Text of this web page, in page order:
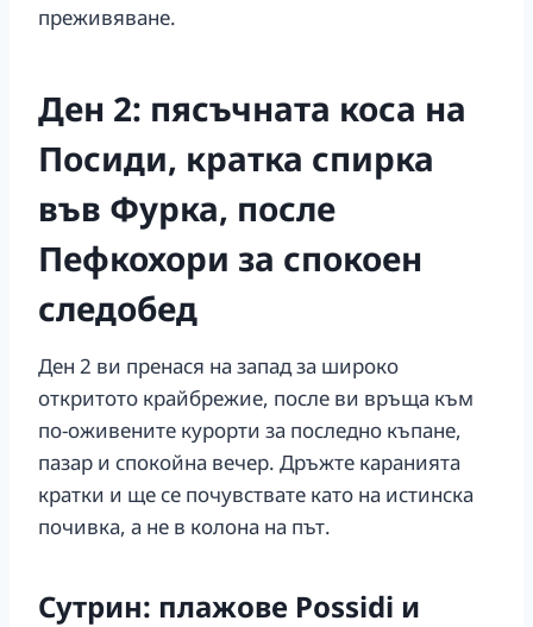
преживяване.
Ден 2: пясъчната коса на
Посиди, кратка спирка
във Фурка, после
Пефкохори за спокоен
следобед
Ден 2 ви пренася на запад за широко
откритото крайбрежие, после ви връща към
по-оживените курорти за последно къпане,
пазар и спокойна вечер. Дръжте каранията
кратки и ще се почувствате като на истинска
почивка, а не в колона на път.
Сутрин: плажове Possidi и